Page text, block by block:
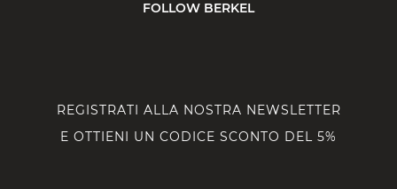
FOLLOW BERKEL
REGISTRATI ALLA NOSTRA NEWSLETTER
E OTTIENI UN CODICE SCONTO DEL 5%